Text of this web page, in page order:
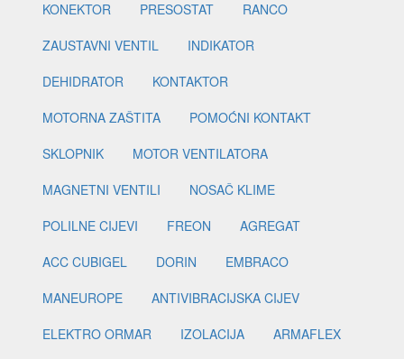
KONEKTOR
PRESOSTAT
RANCO
ZAUSTAVNI VENTIL
INDIKATOR
DEHIDRATOR
KONTAKTOR
MOTORNA ZAŠTITA
POMOĆNI KONTAKT
SKLOPNIK
MOTOR VENTILATORA
MAGNETNI VENTILI
NOSAČ KLIME
POLILNE CIJEVI
FREON
AGREGAT
ACC CUBIGEL
DORIN
EMBRACO
MANEUROPE
ANTIVIBRACIJSKA CIJEV
ELEKTRO ORMAR
IZOLACIJA
ARMAFLEX